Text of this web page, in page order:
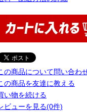
の商品について問い合わ
の商品を友達に教える
い物を続ける
ビューを見る(0件)